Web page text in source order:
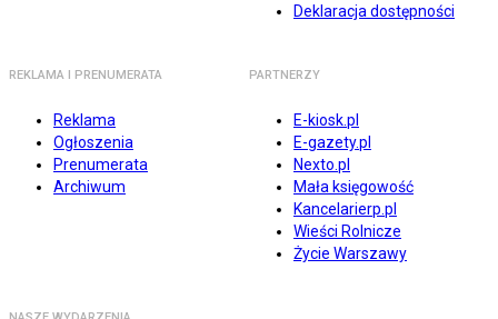
Deklaracja dostępności
REKLAMA I PRENUMERATA
Reklama
Ogłoszenia
Prenumerata
Archiwum
PARTNERZY
E-kiosk.pl
E-gazety.pl
Nexto.pl
Mała księgowość
Kancelarierp.pl
Wieści Rolnicze
Życie Warszawy